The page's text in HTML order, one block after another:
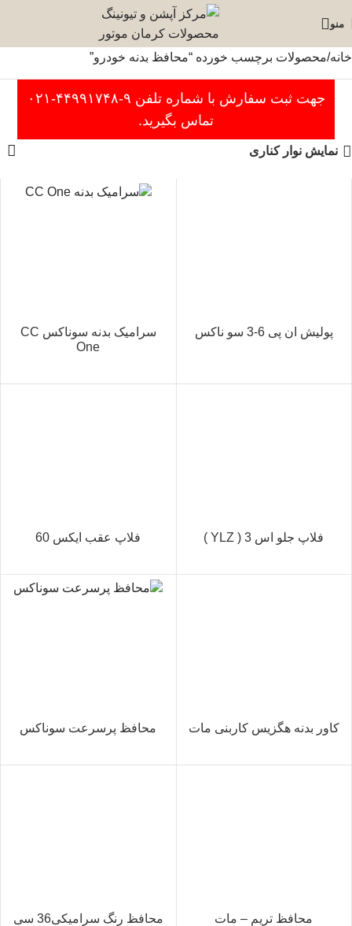
منو
خانه محصولات برچسب خورده “محافظ بدنه خودرو”
جهت ثبت سفارش با شماره تلفن ۹-۴۴۹۹۱۷۴۸-۰۲۱
تماس بگیرید.
نمایش نوار کناری
پولیش ان پی 6-3 سو ناکس
سرامیک بدنه سوناکس CC
One
فلاپ جلو اس 3 ( YLZ ) فلاپ عقب ایکس 60
کاور بدنه هگزیس کاربنی مات محافظ پرسرعت سوناکس
محافظ تریم – مات
محافظ رنگ سرامیکی36 سی